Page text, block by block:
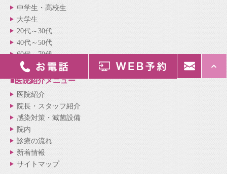
中学生・高校生
大学生
20代～30代
40代～50代
60代～70代
■医院紹介メニュー
医院紹介
院長・スタッフ紹介
感染対策・滅菌設備
院内
診療の流れ
新着情報
サイトマップ